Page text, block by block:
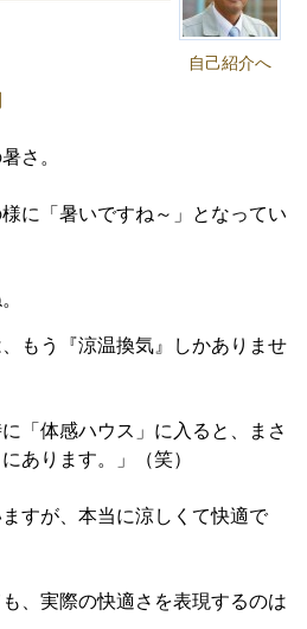
自己紹介へ
さ。
に「暑いですね～」となってい
もう『涼温換気』しかありませ
「体感ハウス」に入ると、まさ
あります。」（笑）
すが、本当に涼しくて快適で
、実際の快適さを表現するのは